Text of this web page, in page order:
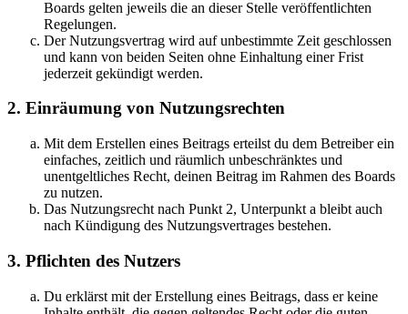
Boards gelten jeweils die an dieser Stelle veröffentlichten
Regelungen.
Der Nutzungsvertrag wird auf unbestimmte Zeit geschlossen
und kann von beiden Seiten ohne Einhaltung einer Frist
jederzeit gekündigt werden.
2. Einräumung von Nutzungsrechten
Mit dem Erstellen eines Beitrags erteilst du dem Betreiber ein
einfaches, zeitlich und räumlich unbeschränktes und
unentgeltliches Recht, deinen Beitrag im Rahmen des Boards
zu nutzen.
Das Nutzungsrecht nach Punkt 2, Unterpunkt a bleibt auch
nach Kündigung des Nutzungsvertrages bestehen.
3. Pflichten des Nutzers
Du erklärst mit der Erstellung eines Beitrags, dass er keine